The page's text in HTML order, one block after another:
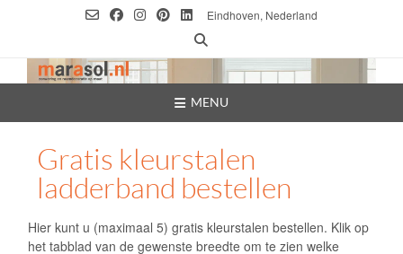
Eindhoven, Nederland
MENU
Gratis kleurstalen
ladderband bestellen
Hier kunt u (maximaal 5) gratis kleurstalen bestellen. Klik op
het tabblad van de gewenste breedte om te zien welke